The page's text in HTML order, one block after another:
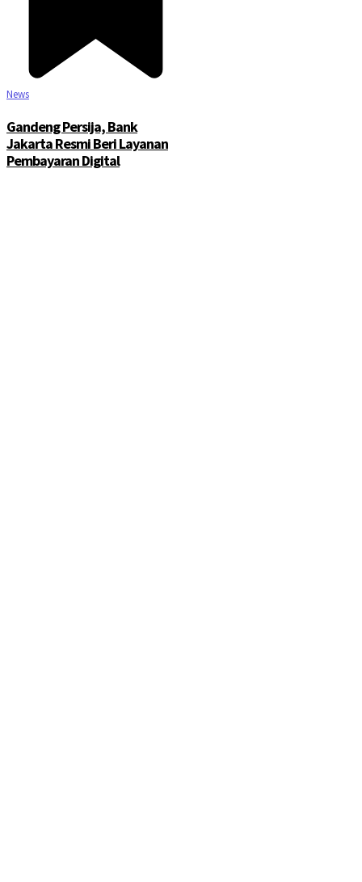
News
Gandeng Persija, Bank
Jakarta Resmi Beri Layanan
Pembayaran Digital